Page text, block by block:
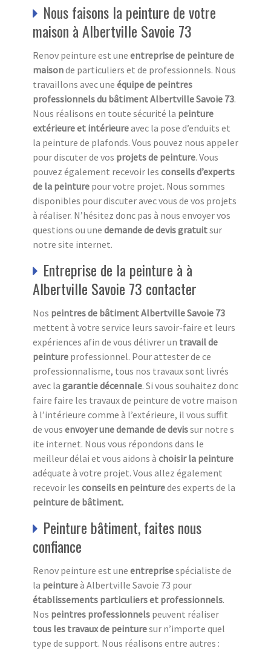
Nous faisons la peinture de votre
maison à Albertville Savoie 73
Renov peinture est une entreprise de peinture de
maisonde particuliers et de professionnels. Nous
travaillons avec une équipe de peintres
professionnels du bâtiment Albertville Savoie 73.
Nous réalisons en toute sécurité la peinture
extérieure et intérieureavec la pose d’enduits et
la peinture de plafonds. Vous pouvez nous appeler
pour discuter de vos projets de peinture. Vous
pouvez également recevoir les conseils d’experts
de la peinture pour votre projet. Nous sommes
disponibles pour discuter avec vous de vos projets
à réaliser. N’hésitez donc pas à nous envoyer vos
questions ou une demande de devis gratuitsur
notre site internet.
Entreprise de la peinture à à
Albertville Savoie 73 contacter
Nos peintres de bâtiment Albertville Savoie 73
mettent à votre service leurs savoir-faire et leurs
expériences afin de vous délivrer un travail de
peinture professionnel. Pour attester de ce
professionnalisme, tous nos travaux sont livrés
avec la garantie décennale. Si vous souhaitez donc
faire faire les travaux de peinture de votre maison
à l’intérieure comme à l’extérieure, il vous suffit
de vous envoyer une demande de devissur notre s
ite internet. Nous vous répondons dans le
meilleur délai et vous aidons à choisir la peinture
adéquate à votre projet. Vous allez également
recevoir les conseils en peinturedes experts de la
peinture de bâtiment.
Peinture bâtiment, faites nous
confiance
Renov peinture est une entreprisespécialiste de
la peintureà Albertville Savoie 73 pour
établissements particuliers et professionnels.
Nos peintres professionnels peuvent réaliser
tous les travaux de peinturesur n’importe quel
type de support. Nous réalisons entre autres :